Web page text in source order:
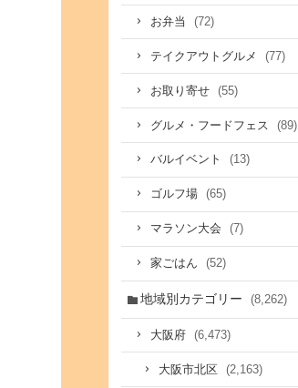
お弁当 (72)
テイクアウトグルメ (77)
お取り寄せ (55)
グルメ・フードフェス (89)
バルイベント (13)
ゴルフ場 (65)
マラソン大会 (7)
家ごはん (52)
地域別カテゴリー (8,262)
大阪府 (6,473)
大阪市北区 (2,163)